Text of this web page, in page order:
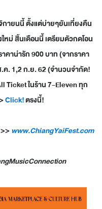
กายนนี้ ตั้งแต่บ่ายๆยันเที่ยงคืน
ม่ สิ้นเดือนนี้ เตรียมตัวกดโอน
าคาน่ารัก 900 บาท (จากราคา
ค. 1,2 ก.ย. 62 (จำนวนจำกัด!
Ticket ในร้าน 7-Eleven ทุก
Click!ตรงนี้!
www.ChiangYaiFest.com